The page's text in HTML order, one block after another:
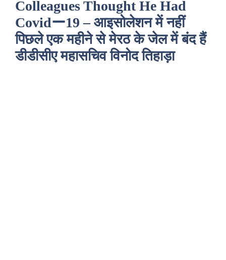
Colleagues Thought He Had
Covidー19 – आइसोलेशन में नहीं
पिछले एक महीने से मेरठ के जेल में बंद हैं
डीडीसीए महासचिव विनोद तिहाड़ा